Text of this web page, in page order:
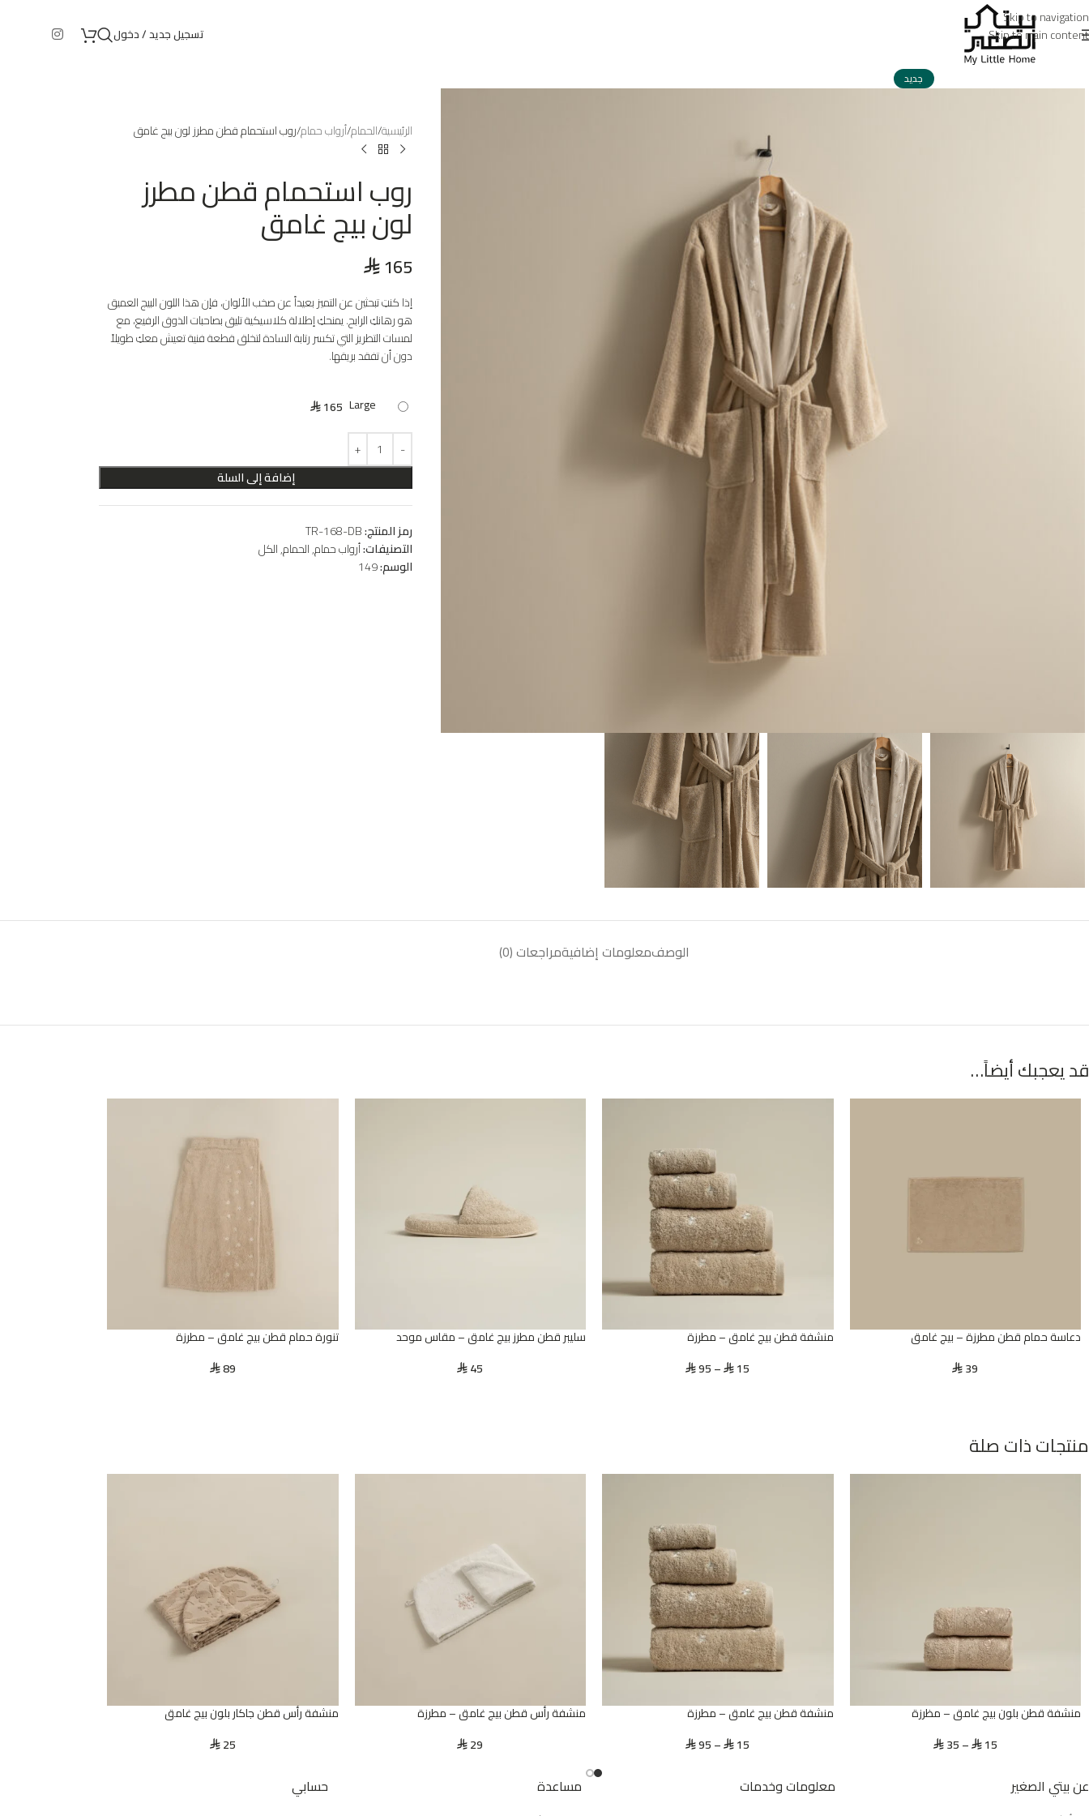
Skip to navigation
Skip to main content
تسجيل جديد / دخول
جديد
الرئيسيةالحمامأرواب حمامروب استحمام قطن مطرز لون بيج غامق
روب استحمام قطن مطرز
لون بيج غامق
⃁165
إذا كنتِ تبحثين عن التميز بعيداً عن صخب الألوان، فإن هذا اللون البيج العميق
هو رهانكِ الرابح. يمنحكِ إطلالة كلاسيكية تليق بصاحبات الذوق الرفيع، مع
لمسات التطريز التي تكسر رتابة السادة لتخلق قطعة فنية تعيش معكِ طويلاً
دون أن تفقد بريقها.
Large
⃁ 165
إضافة إلى السلة
رمز المنتج:TR-168-DB
التصنيفات:أرواب حمام,الحمام,الكل
الوسم:149
الوصفمعلومات إضافيةمراجعات (0)
قد يعجبك أيضاً…
دعاسة حمام قطن مطرزة – بيج غامق
⃁ 39
منشفة قطن بيج غامق – مطرزة
⃁ 15
–
⃁ 95
سليبر قطن مطرز بيج غامق – مقاس موحد
⃁ 45
تنورة حمام قطن بيج غامق – مطرزة
⃁89
منتجات ذات صلة
منشفة قطن بلون بيج غامق – مظرزة
⃁15
–
⃁35
منشفة قطن بيج غامق – مطرزة
⃁ 15
–
⃁ 95
منشفة رأس قطن بيج غامق – مطرزة
⃁ 29
منشفة رأس قطن جاكار بلون بيج غامق
⃁25
عن بيتي الصغير معلومات وخدمات مساعدة حسابي